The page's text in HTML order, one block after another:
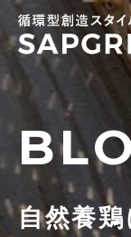
自然養